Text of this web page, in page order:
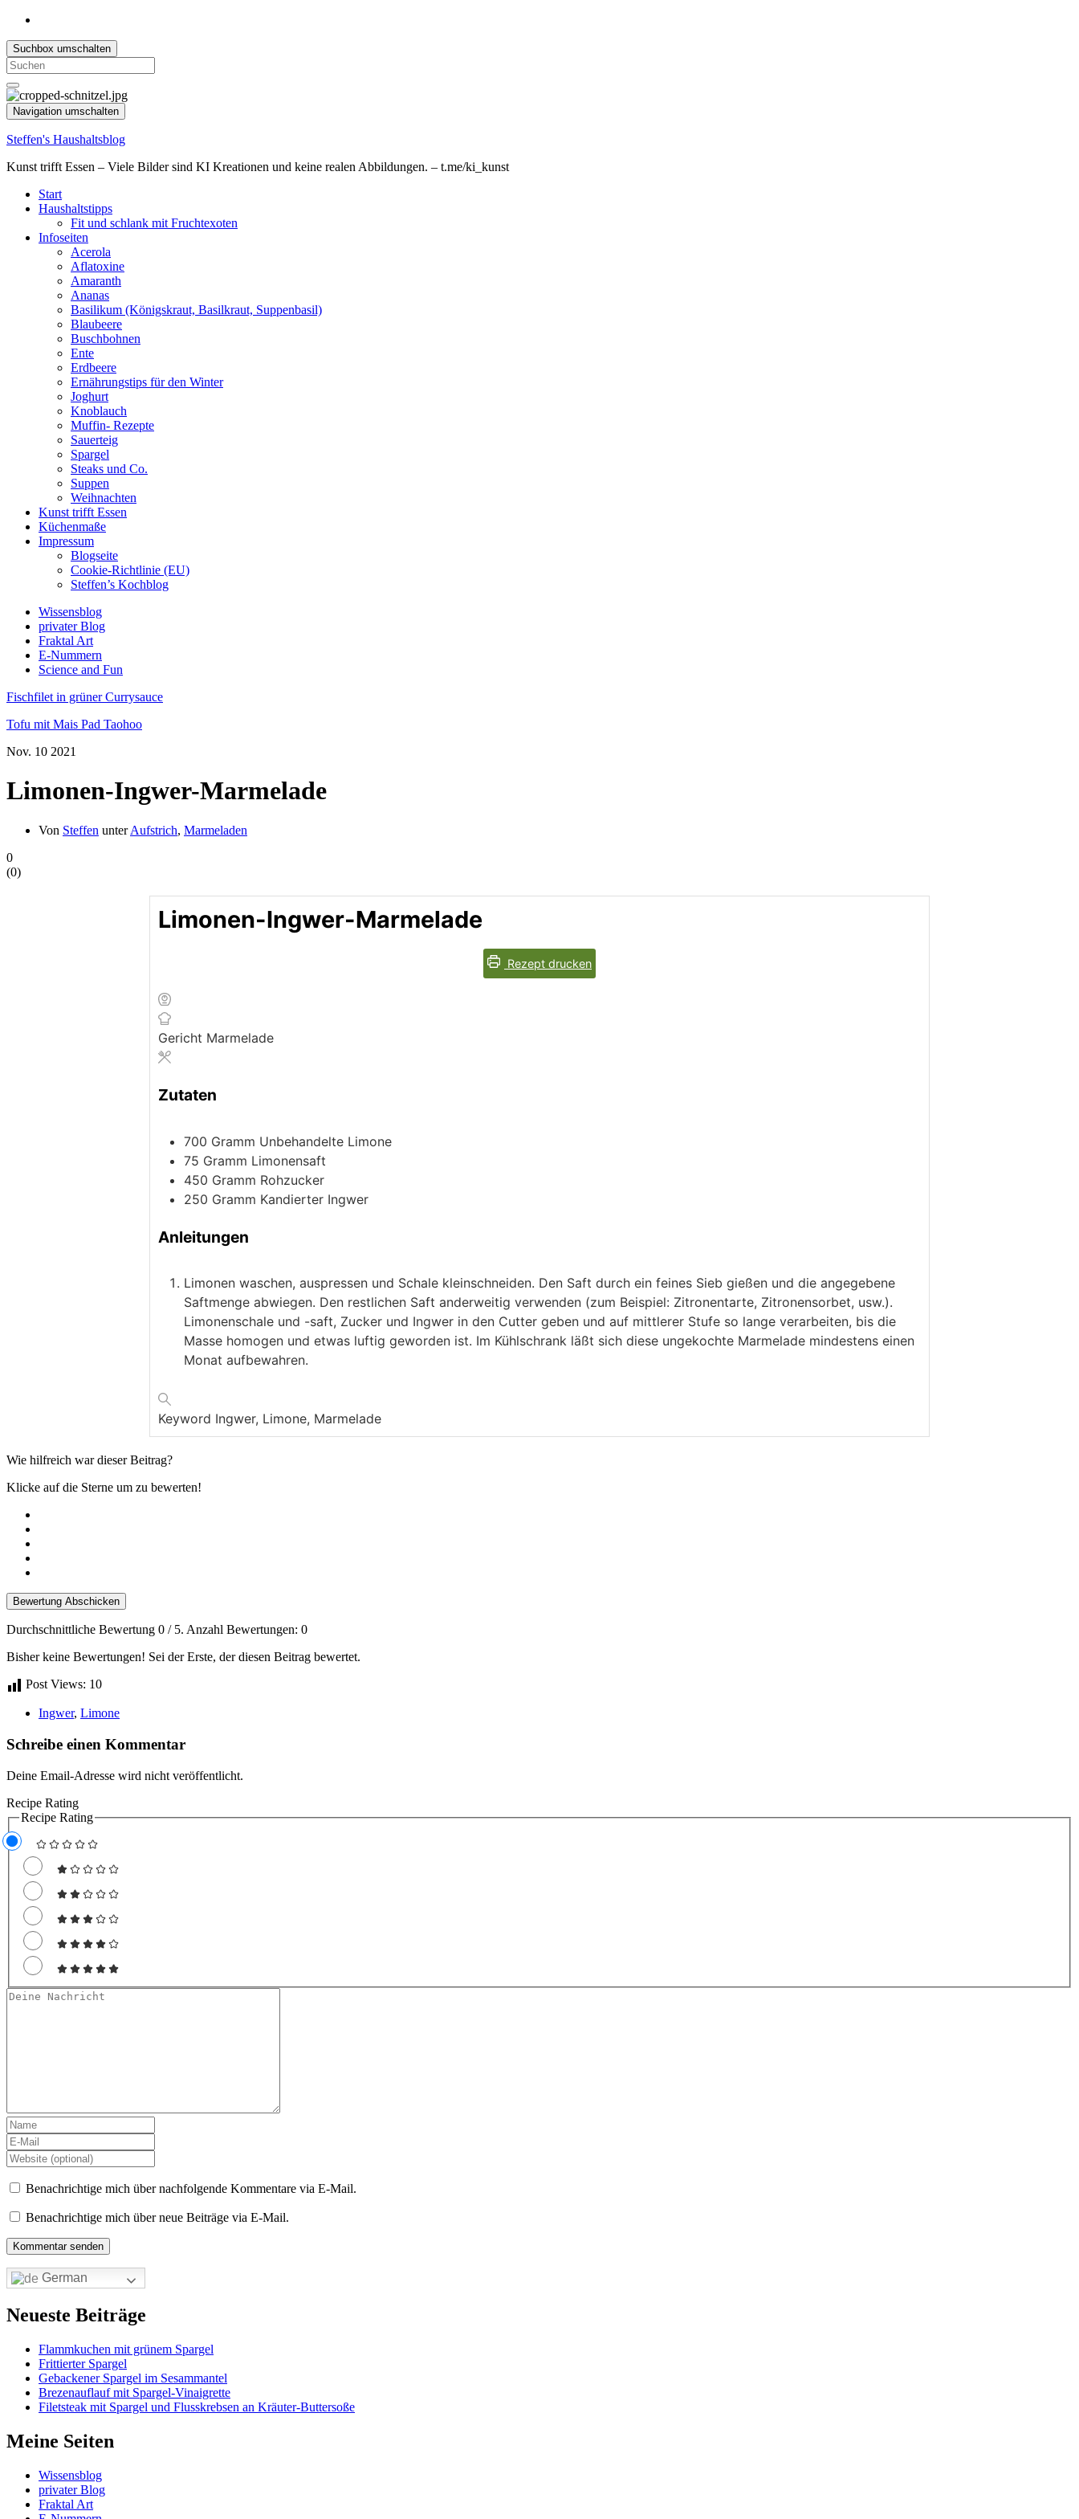
Suchbox umschalten
Search
for:
Navigation umschalten
Steffen's Haushaltsblog
Kunst trifft Essen – Viele Bilder sind KI Kreationen und keine realen Abbildungen. – t.me/ki_kunst
Start
Haushaltstipps
Fit und schlank mit Fruchtexoten
Infoseiten
Acerola
Aflatoxine
Amaranth
Ananas
Basilikum (Königskraut, Basilkraut, Suppenbasil)
Blaubeere
Buschbohnen
Ente
Erdbeere
Ernährungstips für den Winter
Joghurt
Knoblauch
Muffin- Rezepte
Sauerteig
Spargel
Steaks und Co.
Suppen
Weihnachten
Kunst trifft Essen
Küchenmaße
Impressum
Blogseite
Cookie-Richtlinie (EU)
Steffen’s Kochblog
Wissensblog
privater Blog
Fraktal Art
E-Nummern
Science and Fun
Fischfilet in grüner Currysauce
Tofu mit Mais Pad Taohoo
Nov. 10 2021
Limonen-Ingwer-Marmelade
Von Steffen unterAufstrich, Marmeladen
0
(0)
Limonen-Ingwer-Marmelade
Rezept drucken
Gericht Marmelade
Zutaten
700 Gramm Unbehandelte Limone
75 Gramm Limonensaft
450 Gramm Rohzucker
250 Gramm Kandierter Ingwer
Anleitungen
Limonen waschen, auspressen und Schale kleinschneiden. Den Saft durch ein feines Sieb gießen und die angegebene
Saftmenge abwiegen. Den restlichen Saft anderweitig verwenden (zum Beispiel: Zitronentarte, Zitronensorbet, usw.).
Limonenschale und -saft, Zucker und Ingwer in den Cutter geben und auf mittlerer Stufe so lange verarbeiten, bis die
Masse homogen und etwas luftig geworden ist. Im Kühlschrank läßt sich diese ungekochte Marmelade mindestens einen
Monat aufbewahren.
Keyword Ingwer, Limone, Marmelade
Wie hilfreich war dieser Beitrag?
Klicke auf die Sterne um zu bewerten!
Bewertung Abschicken
Durchschnittliche Bewertung 0 / 5. Anzahl Bewertungen: 0
Bisher keine Bewertungen! Sei der Erste, der diesen Beitrag bewertet.
Post Views: 10
Ingwer, Limone
Schreibe einen Kommentar
Deine Email-Adresse wird nicht veröffentlicht.
Recipe Rating
Recipe Rating
Benachrichtige mich über nachfolgende Kommentare via E-Mail.
Benachrichtige mich über neue Beiträge via E-Mail.
German
Neueste Beiträge
Flammkuchen mit grünem Spargel
Frittierter Spargel
Gebackener Spargel im Sesammantel
Brezenauflauf mit Spargel-Vinaigrette
Filetsteak mit Spargel und Flusskrebsen an Kräuter-Buttersoße
Meine Seiten
Wissensblog
privater Blog
Fraktal Art